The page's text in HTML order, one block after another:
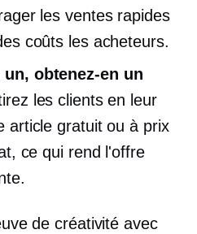
les ventes rapides
coûts les acheteurs.
un, obtenez-en un
les clients en leur
article gratuit ou à prix
ce qui rend l'offre
de créativité avec